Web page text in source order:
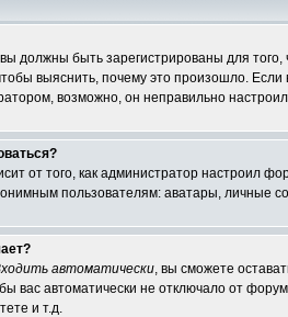
должны быть зарегистрированы для
выяснить, почему это произошло.
возможно, он неправильно
от того, как администратор настроил
пользователям: аватары, личные
автоматически, вы сможете
вас автоматически не отключало от
и т.д.